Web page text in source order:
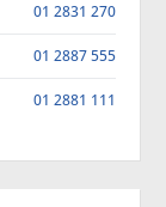
01 2831 270
01 2887 555
01 2881 111